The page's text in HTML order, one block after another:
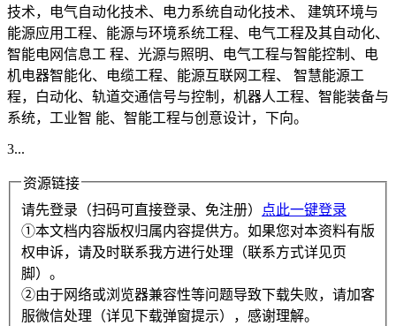
技术，电气自动化技术、电力系统自动化技术、 建筑环境与
能源应用工程、能源与环境系统工程、电气工程及其自动化、
智能电网信息工 程、光源与照明、电气工程与智能控制、电
机电器智能化、电缆工程、能源互联网工程、 智慧能源工
程，白动化、轨道交通信号与控制，机器人工程、智能装备与
系统，工业智 能、智能工程与创意设计，下向。
3...
资源链接
请先登录（扫码可直接登录、免注册）
点此一键登录
①本文档内容版权归属内容提供方。如果您对本资料有版
权申诉，请及时联系我方进行处理（联系方式详见页
脚）。
②由于网络或浏览器兼容性等问题导致下载失败，请加客
服微信处理（详见下载弹窗提示），感谢理解。